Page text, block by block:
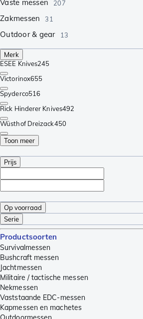
Vaste messen 207
Zakmessen 31
Outdoor & gear 13
Merk
ESEE Knives245
Victorinox655
Spyderco516
Rick Hinderer Knives492
Wüsthof Dreizack450
Toon meer
Prijs
Op voorraad
Serie
Productsoorten
Survivalmessen
Bushcraft messen
Jachtmessen
Militaire / tactische messen
Nekmessen
Vaststaande EDC-messen
Kapmessen en machetes